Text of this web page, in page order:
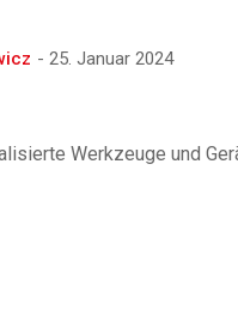
25. Januar 2024
Werkzeuge und